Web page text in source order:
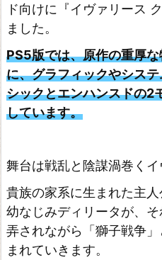
イ
ナ
ル
フ
ァ
ン
ジ
ー
V
I
I
ド向けに『イヴァリース
ました。
PS5版では、原作の重厚
に、グラフィックやシス
シックとエンハンスドの2
しています。
舞台は戦乱と陰謀渦巻くイ
貴族の家系に生まれた主
幼なじみディリータが、
弄されながら「獅子戦争
まれていきます。